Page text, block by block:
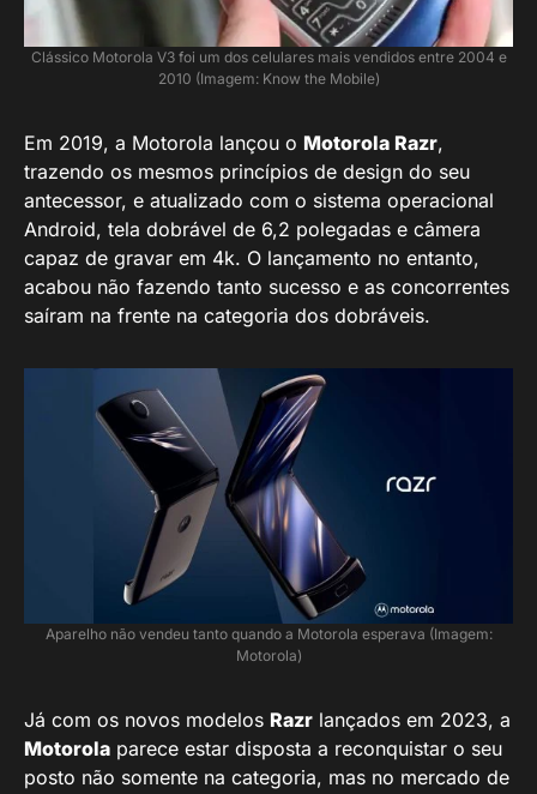
Clássico Motorola V3 foi um dos celulares mais vendidos entre 2004 e
2010 (Imagem: Know the Mobile)
Em 2019, a Motorola lançou o Motorola Razr,
trazendo os mesmos princípios de design do seu
antecessor, e atualizado com o sistema operacional
Android, tela dobrável de 6,2 polegadas e câmera
capaz de gravar em 4k. O lançamento no entanto,
acabou não fazendo tanto sucesso e as concorrentes
saíram na frente na categoria dos dobráveis.
Aparelho não vendeu tanto quando a Motorola esperava (Imagem:
Motorola)
Já com os novos modelos Razr lançados em 2023, a
Motorola parece estar disposta a reconquistar o seu
posto não somente na categoria, mas no mercado de